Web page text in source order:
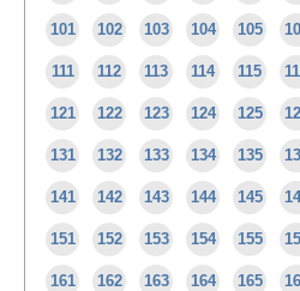
101 102 103 104 105
111 112 113 114 115
121 122 123 124 125
131 132 133 134 135
141 142 143 144 145
151 152 153 154 155
161 162 163 164 165